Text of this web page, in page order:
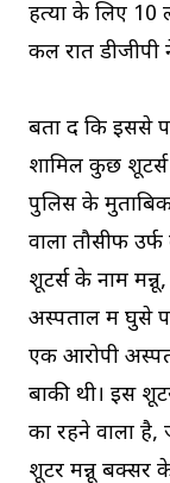
हत्या के लिए 10
कल रात डीजीपी
बता दें कि इससे
शामिल कुछ शूटर्स
पुलिस के
वाला तौसीफ
शूटर्स के नाम
अस्पताल में घुसे
एक आरोपी
बाकी थी। इस
का रहने वाला
शूटर मन्नू बक्सर